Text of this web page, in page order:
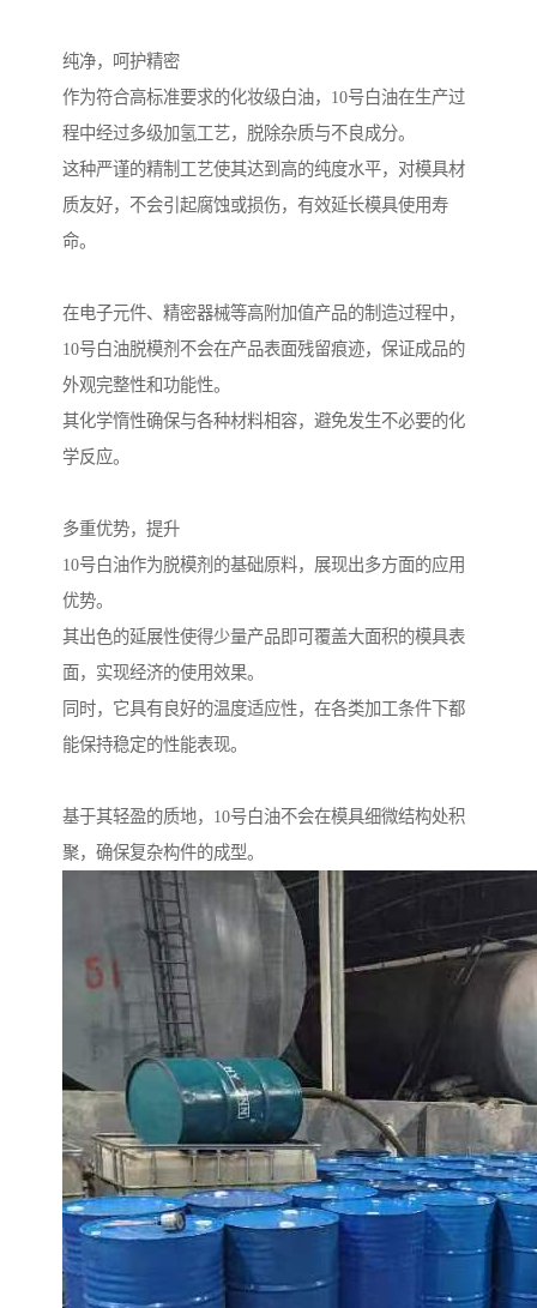
纯净，呵护精密
作为符合高标准要求的化妆级白油，10号白油在生产过
程中经过多级加氢工艺，脱除杂质与不良成分。
这种严谨的精制工艺使其达到高的纯度水平，对模具材
质友好，不会引起腐蚀或损伤，有效延长模具使用寿
命。
在电子元件、精密器械等高附加值产品的制造过程中，
10号白油脱模剂不会在产品表面残留痕迹，保证成品的
外观完整性和功能性。
其化学惰性确保与各种材料相容，避免发生不必要的化
学反应。
多重优势，提升
10号白油作为脱模剂的基础原料，展现出多方面的应用
优势。
其出色的延展性使得少量产品即可覆盖大面积的模具表
面，实现经济的使用效果。
同时，它具有良好的温度适应性，在各类加工条件下都
能保持稳定的性能表现。
基于其轻盈的质地，10号白油不会在模具细微结构处积
聚，确保复杂构件的成型。